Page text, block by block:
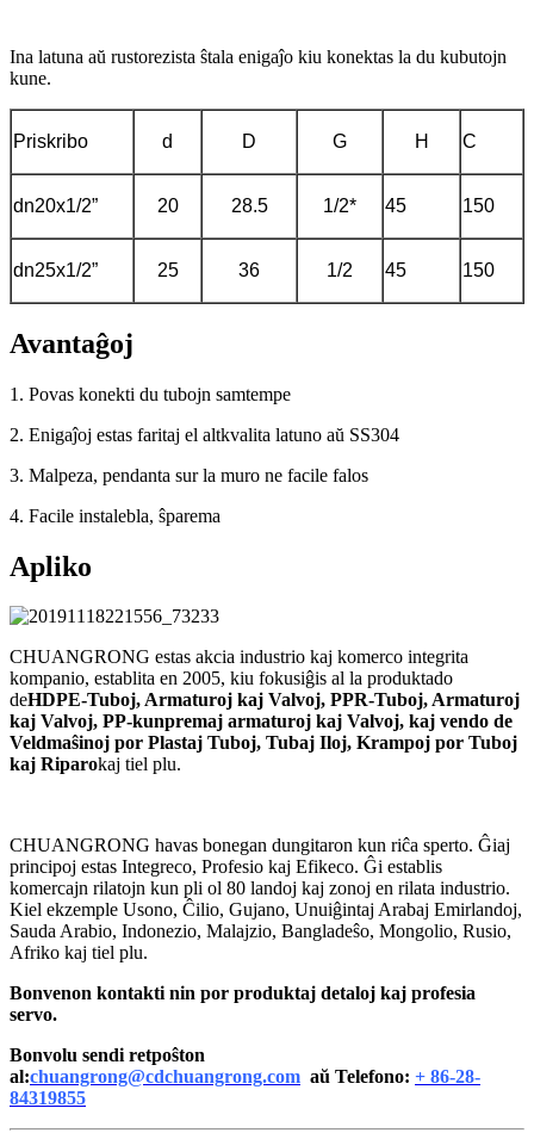
Ina latuna aŭ rustorezista ŝtala enigaĵo kiu konektas la du kubutojn
kune.
Priskribo d D G H C
dn20x1/2” 20 28.5 1/2* 45 150
dn25x1/2” 25 36 1/2 45 150
Avantaĝoj
1. Povas konekti du tubojn samtempe
2. Enigaĵoj estas faritaj el altkvalita latuno aŭ SS304
3. Malpeza, pendanta sur la muro ne facile falos
4. Facile instalebla, ŝparema
Apliko
CHUANGRONG estas akcia industrio kaj komerco integrita
kompanio, establita en 2005, kiu fokusiĝis al la produktado
deHDPE-Tuboj, Armaturoj kaj Valvoj, PPR-Tuboj, Armaturoj
kaj Valvoj, PP-kunpremaj armaturoj kaj Valvoj, kaj vendo de
Veldmaŝinoj por Plastaj Tuboj, Tubaj Iloj, Krampoj por Tuboj
kaj Riparokaj tiel plu.
CHUANGRONG havas bonegan dungitaron kun riĉa sperto. Ĝiaj
principoj estas Integreco, Profesio kaj Efikeco. Ĝi establis
komercajn rilatojn kun pli ol 80 landoj kaj zonoj en rilata industrio.
Kiel ekzemple Usono, Ĉilio, Gujano, Unuiĝintaj Arabaj Emirlandoj,
Sauda Arabio, Indonezio, Malajzio, Bangladeŝo, Mongolio, Rusio,
Afriko kaj tiel plu.
Bonvenon kontakti nin por produktaj detaloj kaj profesia
servo.
Bonvolu sendi retpoŝton
al:chuangrong@cdchuangrong.com aŭ Telefono: + 86-28-
84319855